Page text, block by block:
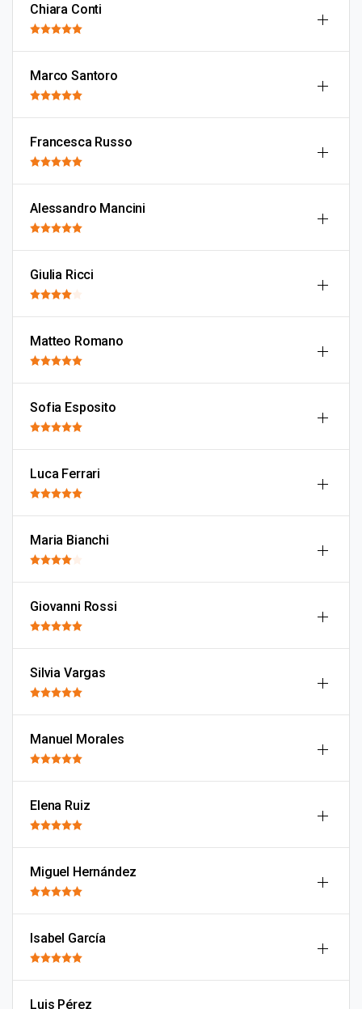
Chiara Conti
Marco Santoro
Francesca Russo
Alessandro Mancini
Giulia Ricci
Matteo Romano
Sofia Esposito
Luca Ferrari
Maria Bianchi
Giovanni Rossi
Silvia Vargas
Manuel Morales
Elena Ruiz
Miguel Hernández
Isabel García
Luis Pérez